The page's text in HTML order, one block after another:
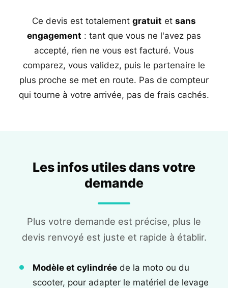
Ce devis est totalement gratuit et sans
engagement : tant que vous ne l'avez pas
accepté, rien ne vous est facturé. Vous
comparez, vous validez, puis le partenaire le
plus proche se met en route. Pas de compteur
qui tourne à votre arrivée, pas de frais cachés.
Les infos utiles dans votre
demande
Plus votre demande est précise, plus le
devis renvoyé est juste et rapide à établir.
Modèle et cylindrée de la moto ou du
scooter, pour adapter le matériel de levage